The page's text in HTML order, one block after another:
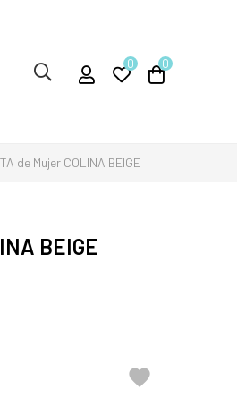
0 0
de Mujer COLINA BEIGE
BEIGE
